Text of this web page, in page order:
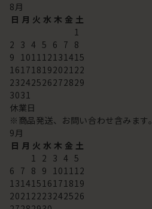
8月
日 月 火 水 木 金 土
1
2 3 4 5 6 7 8
9 101112131415
16171819202122
23242526272829
3031
休業日
※商品発送、お問い合わせ含みます。
9月
日 月 火 水 木 金 土
1 2 3 4 5
6 7 8 9 101112
13141516171819
20212223242526